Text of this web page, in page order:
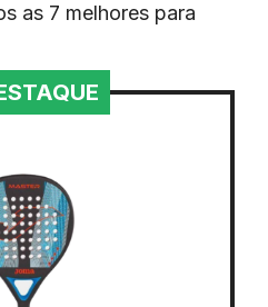
as 7 melhores para